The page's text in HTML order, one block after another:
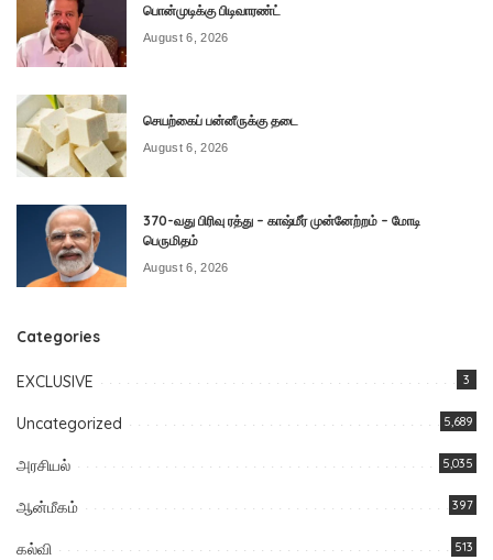
பொன்முடிக்கு பிடிவாரண்ட்
August 6, 2026
செயற்கைப் பன்னீருக்கு தடை
August 6, 2026
370-வது பிரிவு ரத்து – காஷ்மீர் முன்னேற்றம் – மோடி
பெருமிதம்
August 6, 2026
Categories
EXCLUSIVE 3
Uncategorized 5,689
அரசியல் 5,035
ஆன்மீகம் 397
கல்வி 513